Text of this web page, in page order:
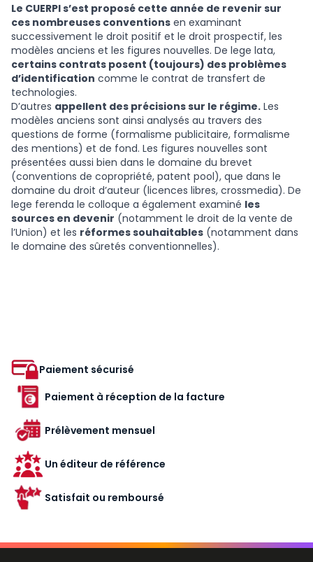
Le CUERPI s’est proposé cette année de revenir sur
ces nombreuses conventions en examinant
successivement le droit positif et le droit prospectif, les
modèles anciens et les figures nouvelles. De lege lata,
certains contrats posent (toujours) des problèmes
d’identification comme le contrat de transfert de
technologies.
D’autres appellent des précisions sur le régime. Les
modèles anciens sont ainsi analysés au travers des
questions de forme (formalisme publicitaire, formalisme
des mentions) et de fond. Les figures nouvelles sont
présentées aussi bien dans le domaine du brevet
(conventions de copropriété, patent pool), que dans le
domaine du droit d’auteur (licences libres, crossmedia). De
lege ferenda le colloque a également examiné les
sources en devenir (notamment le droit de la vente de
l’Union) et les réformes souhaitables (notamment dans
le domaine des sûretés conventionnelles).
Paiement sécurisé
Paiement à réception de la facture
Prélèvement mensuel
Un éditeur de référence
Satisfait ou remboursé